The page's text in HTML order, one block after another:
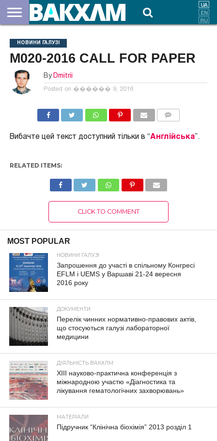
НАС
ВНЕСКИ
ДОКУМЕНТИ
НОВИНИ
КОНТАКТИ
НОВИНИ ГАЛУЗІ
M020-2016 CALL FOR PAPER
By Dmitrii
Posted on ������ 9, 2016
Вибачте цей текст доступний тільки в “Англійська”.
RELATED ITEMS:
CLICK TO COMMENT
MOST POPULAR
НОВИНИ ГАЛУЗІ
Запрошення до участі в спільному Конгресі
EFLM і UEMS у Варшаві 21-24 вересня
2016 року
ДОКУМЕНТИ
Перелік чинних нормативно-правових актів,
що стосуються галузі лабораторної
медицини
ДІЯЛЬНІСТЬ ВАКХЛМ
XIII науково-практична конференція з
міжнародною участю «Діагностика та
лікування гематологічних захворювань»
МАТЕРІАЛИ
Підручник “Клінічна біохімія” 2013 розділ 1